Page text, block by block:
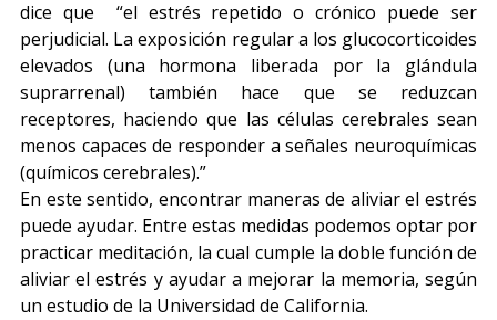
dice que “el estrés repetido o crónico puede ser
perjudicial. La exposición regular a los glucocorticoides
elevados (una hormona liberada por la glándula
suprarrenal) también hace que se reduzcan
receptores, haciendo que las células cerebrales sean
menos capaces de responder a señales neuroquímicas
(químicos cerebrales).”
En este sentido, encontrar maneras de aliviar el estrés
puede ayudar. Entre estas medidas podemos optar por
practicar meditación, la cual cumple la doble función de
aliviar el estrés y ayudar a mejorar la memoria, según
un estudio de la Universidad de California.